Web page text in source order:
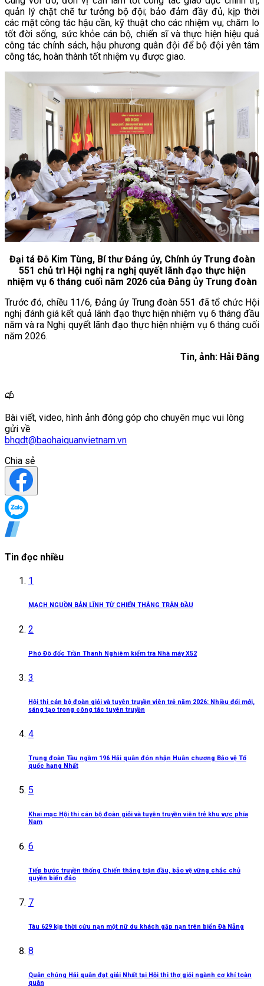
quản lý chặt chẽ tư tưởng bộ đội; bảo đảm đầy đủ, kịp thời
các mặt công tác hậu cần, kỹ thuật cho các nhiệm vụ; chăm lo
tốt đời sống, sức khỏe cán bộ, chiến sĩ và thực hiện hiệu quả
công tác chính sách, hậu phương quân đội để bộ đội yên tâm
công tác, hoàn thành tốt nhiệm vụ được giao.
Đại tá Đỗ Kim Tùng, Bí thư Đảng ủy, Chính ủy Trung đoàn
551 chủ trì Hội nghị ra nghị quyết lãnh đạo thực hiện
nhiệm vụ 6 tháng cuối năm 2026 của Đảng ủy Trung đoàn
Trước đó, chiều 11/6, Đảng ủy Trung đoàn 551 đã tổ chức Hội
nghị đánh giá kết quả lãnh đạo thực hiện nhiệm vụ 6 tháng đầu
năm và ra Nghị quyết lãnh đạo thực hiện nhiệm vụ 6 tháng cuối
năm 2026.
Tin, ảnh: Hải Đăng
Bài viết, video, hình ảnh đóng góp cho chuyên mục vui lòng
gửi về
bhqdt@baohaiquanvietnam.vn
Chia sẻ
Tin đọc nhiều
1
MẠCH NGUỒN BẢN LĨNH TỪ CHIẾN THẮNG TRẬN ĐẦU
2
Phó Đô đốc Trần Thanh Nghiêm kiểm tra Nhà máy X52
3
Hội thi cán bộ đoàn giỏi và tuyên truyền viên trẻ năm 2026: Nhiều đổi mới,
sáng tạo trong công tác tuyên truyền
4
Trung đoàn Tàu ngầm 196 Hải quân đón nhận Huân chương Bảo vệ Tổ
quốc hạng Nhất
5
Khai mạc Hội thi cán bộ đoàn giỏi và tuyên truyền viên trẻ khu vực phía
Nam
6
Tiếp bước truyền thống Chiến thắng trận đầu, bảo vệ vững chắc chủ
quyền biển đảo
7
Tàu 629 kịp thời cứu nạn một nữ du khách gặp nạn trên biển Đà Nẵng
8
Quân chủng Hải quân đạt giải Nhất tại Hội thi thợ giỏi ngành cơ khí toàn
quân